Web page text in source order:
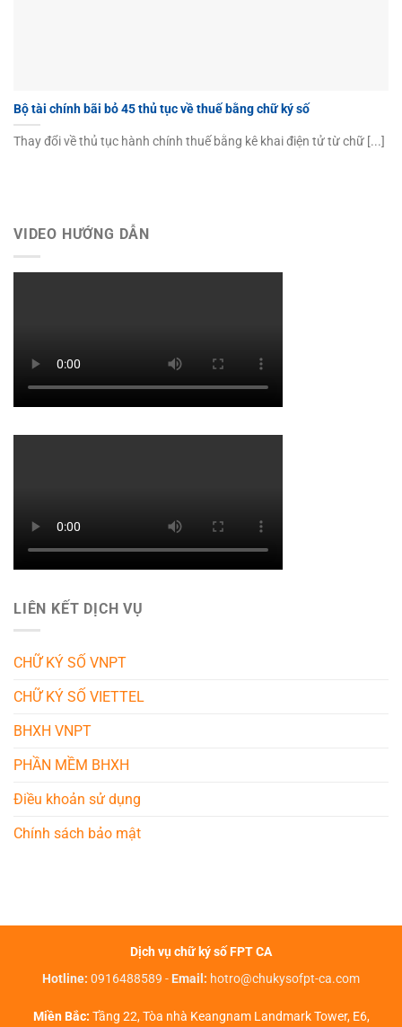
Bộ tài chính bãi bỏ 45 thủ tục về thuế bằng chữ ký số
Thay đổi về thủ tục hành chính thuế bằng kê khai điện tử từ chữ [...]
VIDEO HƯỚNG DẪN
LIÊN KẾT DỊCH VỤ
CHỮ KÝ SỐ VNPT
CHỮ KÝ SỐ VIETTEL
BHXH VNPT
PHẦN MỀM BHXH
Điều khoản sử dụng
Chính sách bảo mật
Dịch vụ chữ ký số FPT CA
Hotline: 0916488589 -Email: hotro@chukysofpt-ca.com
Miền Bắc: Tầng 22, Tòa nhà Keangnam Landmark Tower, E6,